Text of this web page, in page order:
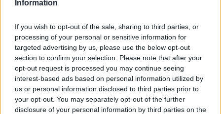
Information
If you wish to opt-out of the sale, sharing to third parties, or
processing of your personal or sensitive information for
targeted advertising by us, please use the below opt-out
section to confirm your selection. Please note that after your
opt-out request is processed you may continue seeing
interest-based ads based on personal information utilized by
us or personal information disclosed to third parties prior to
your opt-out. You may separately opt-out of the further
disclosure of your personal information by third parties on the
melyik csapat milyen fejlesztéseket hoz. Ha valaki
új csomaggal érkezik, hirtelen akár az élre is
ugorhat" – mondta Barcelonában.
EZEKET IS AJÁNLJUK